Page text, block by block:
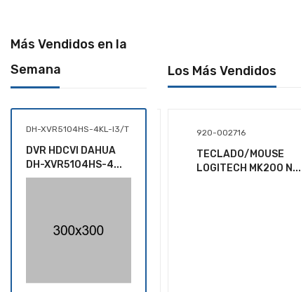
Más Vendidos en la
Semana
DH-XVR5104HS-4KL-I3/T
DVR HDCVI DAHUA
DH-XVR5104HS-4...
462501
SOPORTE MONITOR ,
MANHATTAN, 4...
Los Más Vendidos
GRL-C001
SET DE CUCHILLOS
GRUNBERG DE 6...
920-002716
TECLADO/MOUSE
LOGITECH MK200 N...